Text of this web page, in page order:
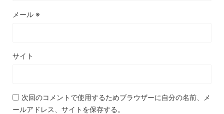
メール ※
サイト
次回のコメントで使用するためブラウザーに自分の名前、メ
ールアドレス、サイトを保存する。